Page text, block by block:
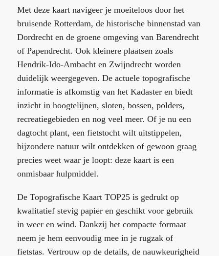
Met deze kaart navigeer je moeiteloos door het
bruisende Rotterdam, de historische binnenstad van
Dordrecht en de groene omgeving van Barendrecht
of Papendrecht. Ook kleinere plaatsen zoals
Hendrik-Ido-Ambacht en Zwijndrecht worden
duidelijk weergegeven. De actuele topografische
informatie is afkomstig van het Kadaster en biedt
inzicht in hoogtelijnen, sloten, bossen, polders,
recreatiegebieden en nog veel meer. Of je nu een
dagtocht plant, een fietstocht wilt uitstippelen,
bijzondere natuur wilt ontdekken of gewoon graag
precies weet waar je loopt: deze kaart is een
onmisbaar hulpmiddel.
De Topografische Kaart TOP25 is gedrukt op
kwalitatief stevig papier en geschikt voor gebruik
in weer en wind. Dankzij het compacte formaat
neem je hem eenvoudig mee in je rugzak of
fietstas. Vertrouw op de details, de nauwkeurigheid